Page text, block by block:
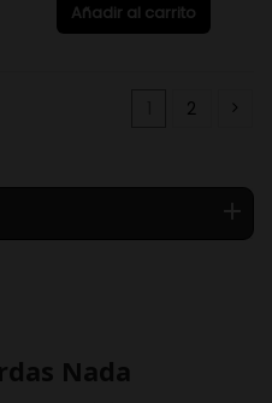
Añadir al carrito
2
Nada